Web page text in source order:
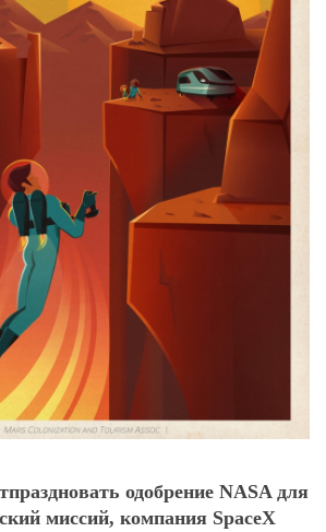
одобрение NASA для
миссий, компания SpaceX